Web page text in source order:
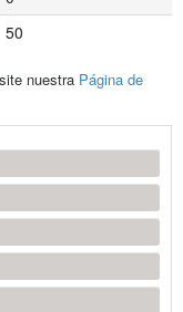
50
nuestra Página de